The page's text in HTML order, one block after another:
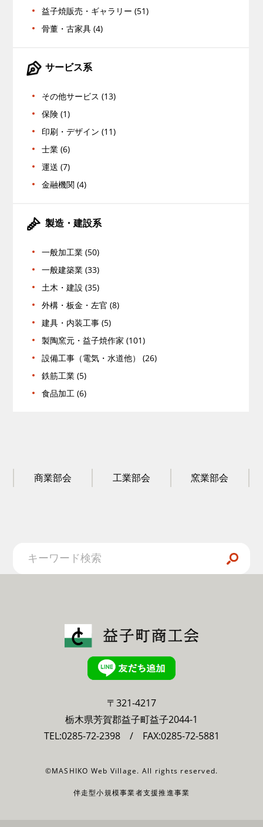
益子焼販売・ギャラリー (51)
骨董・古家具 (4)
サービス系
その他サービス (13)
保険 (1)
印刷・デザイン (11)
士業 (6)
運送 (7)
金融機関 (4)
製造・建設系
一般加工業 (50)
一般建築業 (33)
土木・建設 (35)
外構・板金・左官 (8)
建具・内装工事 (5)
製陶窯元・益子焼作家 (101)
設備工事（電気・水道他） (26)
鉄筋工業 (5)
食品加工 (6)
商業部会 工業部会 窯業部会
〒321-4217
栃木県芳賀郡益子町益子2044-1
TEL:0285-72-2398/ FAX:0285-72-5881
©MASHIKO Web Village. All rights reserved.
伴走型小規模事業者支援推進事業